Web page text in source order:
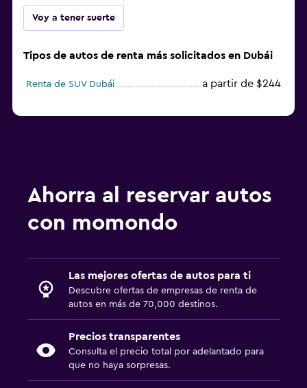
Voy a tener suerte
Tipos de autos de renta más solicitados en Dubái
Renta de SUV Dubái a partir de $244
Ahorra al reservar autos
con momondo
Las mejores ofertas de autos para ti
Descubre ofertas de empresas de renta de
autos en más de 70,000 destinos.
Precios transparentes
Consulta el precio total por adelantado para
que no haya sorpresas.